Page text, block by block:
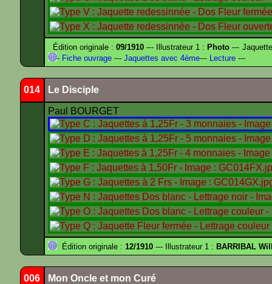
Édition originale :09/1910 --- Illustrateur 1 : Photo ---
- Fiche ouvrage --- Jaquettes avec 4ème--- Lecture ---
014 Le Disciple
Paul BOURGET
Édition originale : 12/1910 --- Illustrateur 1 : BARRIBAL
006 Mon Oncle et mon Curé